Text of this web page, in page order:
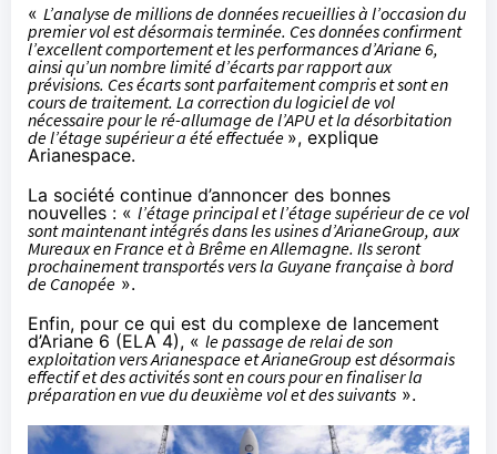
« L’analyse de millions de données recueillies à l’occasion du
premier vol est désormais terminée. Ces données confirment
l’excellent comportement et les performances d’Ariane 6,
ainsi qu’un nombre limité d’écarts par rapport aux
prévisions. Ces écarts sont parfaitement compris et sont en
cours de traitement. La correction du logiciel de vol
nécessaire pour le ré-allumage de l’APU et la désorbitation
de l’étage supérieur a été effectuée », explique
Arianespace.
La société continue d’annoncer des bonnes
nouvelles : « l’étage principal et l’étage supérieur de ce vol
sont maintenant intégrés dans les usines d’ArianeGroup, aux
Mureaux en France et à Brême en Allemagne. Ils seront
prochainement transportés vers la Guyane française à bord
de Canopée ».
Enfin, pour ce qui est du complexe de lancement
d’Ariane 6 (ELA 4), « le passage de relai de son
exploitation vers Arianespace et ArianeGroup est désormais
effectif et des activités sont en cours pour en finaliser la
préparation en vue du deuxième vol et des suivants ».